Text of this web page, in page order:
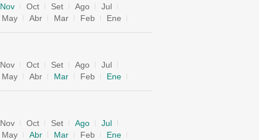
Nov Oct Set Ago
Jul
May Abr Mar Feb Ene
Nov Oct Set Ago
Jul
May Abr Mar Feb Ene
Nov Oct Set Ago
Jul
May Abr Mar Feb Ene